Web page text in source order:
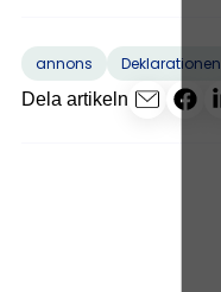
annons Deklarationen
Dela artikeln